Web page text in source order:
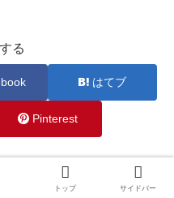
る
はてブ
Pinterest
ローする
トップ サイドバー